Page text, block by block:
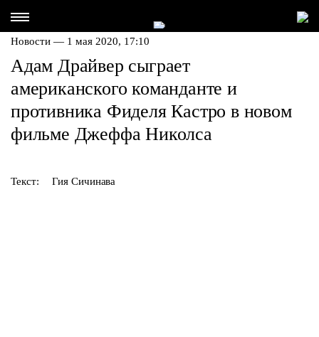
Новости — 1 мая 2020, 17:10
Адам Драйвер сыграет
американского команданте и
противника Фиделя Кастро в новом
фильме Джеффа Николса
Текст: Гия Сичинава